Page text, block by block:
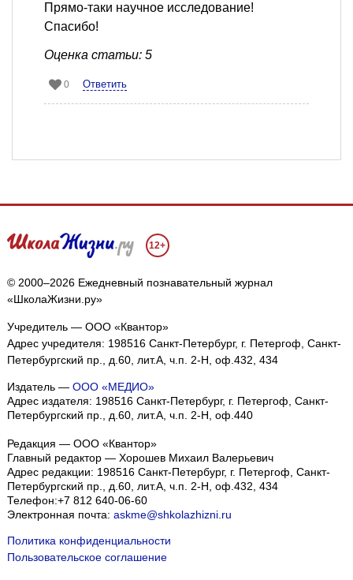
Прямо-таки научное исследование!
Спасибо!
Оценка статьи: 5
0 Ответить
12+
© 2000–2026 Ежедневный познавательный журнал
«ШколаЖизни.ру»
Учредитель — ООО «Квантор»
Адрес учредителя: 198516 Санкт-Петербург, г. Петергоф, Санкт-
Петербургский пр., д.60, лит.А, ч.п. 2-Н, оф.432, 434
Издатель — ООО «МЕДИО»
Адрес издателя: 198516 Санкт-Петербург, г. Петергоф, Санкт-
Петербургский пр., д.60, лит.А, ч.п. 2-Н, оф.440
Редакция — ООО «Квантор»
Главный редактор — Хорошев Михаил Валерьевич
Адрес редакции: 198516 Санкт-Петербург, г. Петергоф, Санкт-
Петербургский пр., д.60, лит.А, ч.п. 2-Н, оф.432, 434
Телефон:+7 812 640-06-60
Электронная почта: askme@shkolazhizni.ru
Политика конфиденциальности
Пользовательское соглашение